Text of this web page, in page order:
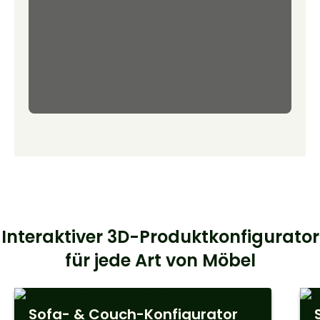
Interaktiver 3D-Produktkonfigurator
für jede Art von Möbel
Sofa- & Couch-Konfigurator